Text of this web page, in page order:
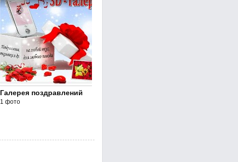
Галерея поздравлений
1 фото